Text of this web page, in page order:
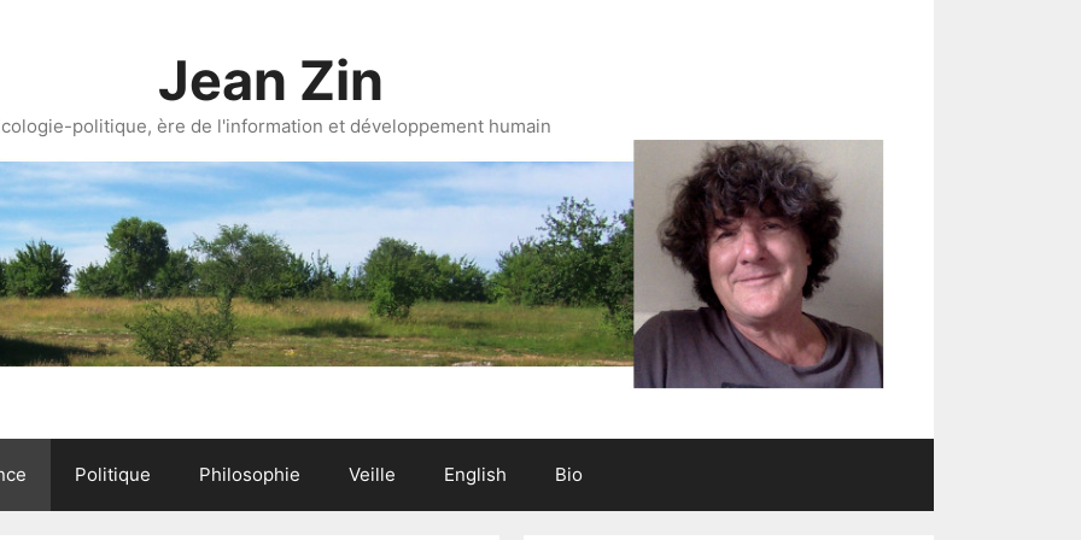
Jean Zin
politique, ère de l'information et développement humain
Politique Philosophie Veille English Bio